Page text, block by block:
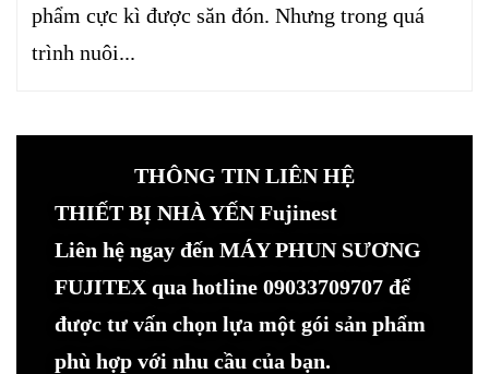
phẩm cực kì được săn đón. Nhưng trong quá
trình nuôi...
THÔNG TIN LIÊN HỆ
THIẾT BỊ NHÀ YẾN Fujinest
Liên hệ ngay đến MÁY PHUN SƯƠNG
FUJITEX qua hotline 09033709707 để
được tư vấn chọn lựa một gói sản phẩm
phù hợp với nhu cầu của bạn.